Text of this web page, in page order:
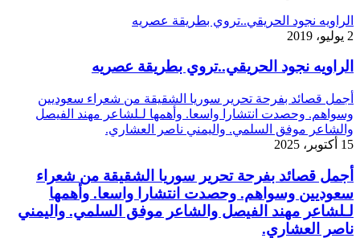
الراويه نجود الحريقي..تروي بطريقة عصريه
2 يوليو، 2019
الراويه نجود الحريقي..تروي بطريقة عصريه
أجمل قصائد بفرحة تحرير سوريا الشقيقة من شعراء سعوديين
وسواهم. وحصدت انتشارا واسعا. وأهمها لـلشاعر مهند الفيصل
والشاعر موفق السلمي. واليمني ناصر العشاري.
15 أكتوبر، 2025
أجمل قصائد بفرحة تحرير سوريا الشقيقة من شعراء
سعوديين وسواهم. وحصدت انتشارا واسعا. وأهمها
لـلشاعر مهند الفيصل والشاعر موفق السلمي. واليمني
ناصر العشاري.